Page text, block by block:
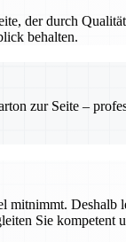
der durch
behalten.
zur Seite –
mitnimmt.
Sie kompetent